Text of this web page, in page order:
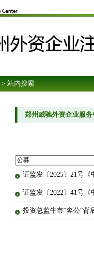
> 站内搜索
郑州威驰外资企业服
证监发〔2025〕21号
证监发〔2022〕41号
投资总监牛市“奔公”背